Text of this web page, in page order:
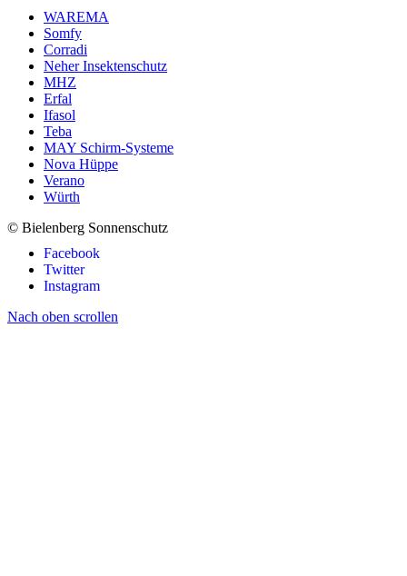
WAREMA
Somfy
Corradi
Neher Insektenschutz
MHZ
Erfal
Ifasol
Teba
MAY Schirm-Systeme
Nova Hüppe
Verano
Würth
© Bielenberg Sonnenschutz
Facebook
Twitter
Instagram
Nach oben scrollen